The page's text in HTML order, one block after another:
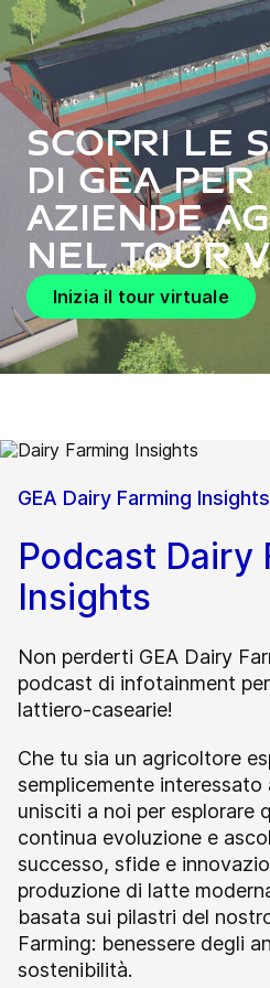
Scopri le
di GEA
aziende
nel tour
Inizia il tour virtuale
GEA Dairy Farming Insights
Podcast Dairy
Insights
Non perderti GEA Dairy
podcast di infotainment
lattiero-casearie!
Che tu sia un agricoltore
semplicemente interessato
unisciti a noi per esplorare
continua evoluzione e
successo, sfide e
produzione di latte
basata sui pilastri del
Farming: benessere degli
sostenibilità.